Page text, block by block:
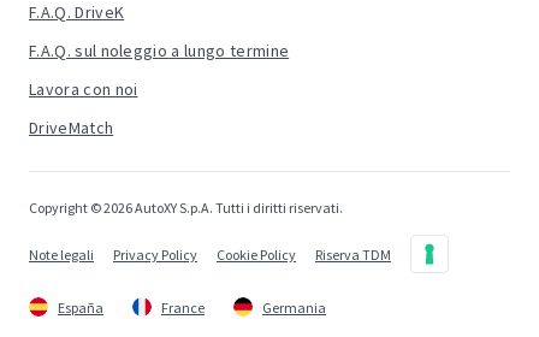
F.A.Q. DriveK
F.A.Q. sul noleggio a lungo termine
Lavora con noi
DriveMatch
Copyright © 2026 AutoXY S.p.A. Tutti i diritti riservati.
Note legali Privacy Policy Cookie Policy Riserva TDM
España France Germania